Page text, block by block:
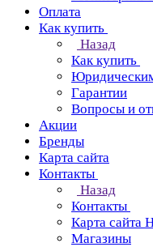
Оплата
Как купить
Назад
Как купить
Гарантии
Вопросы и
Акции
Бренды
Карта сайта
Контакты
Назад
Контакты
Карта сайта
Магазины